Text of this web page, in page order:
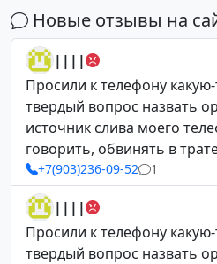
Новые отзывы на
||||
Просили к телефону
твердый вопрос назвать
источник слива моего
говорить, обвинять в
+7(903)236-09-52 1
||||
Просили к телефону
твердый вопрос назвать